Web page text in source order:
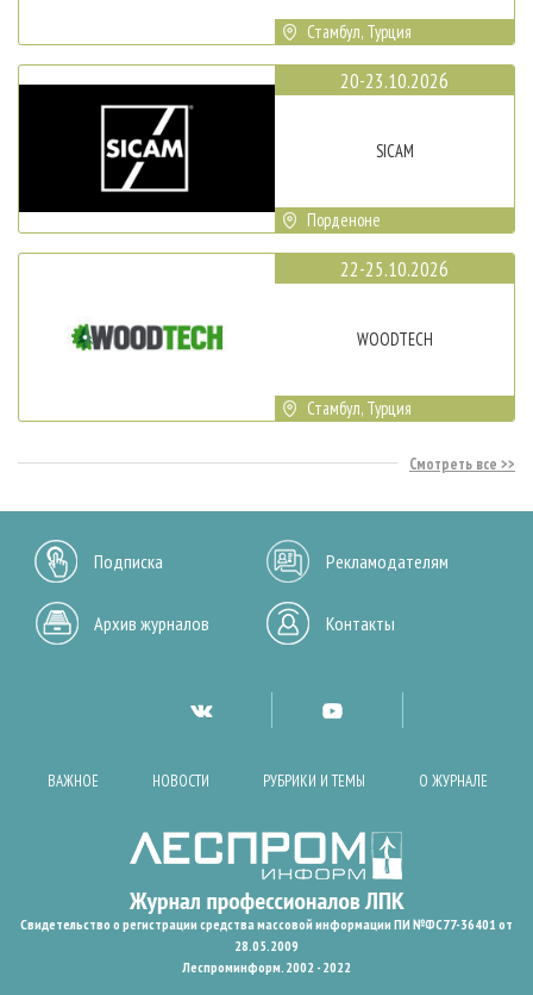
Стамбул, Турция
20-23.10.2026
SICAM
Порденоне
22-25.10.2026
WOODTECH
Стамбул, Турция
Смотреть все
Подписка Рекламодателям
Архив журналов Контакты
ВАЖНОЕ НОВОСТИ РУБРИКИ И ТЕМЫ О ЖУРНАЛЕ
Свидетельство о регистрации средства массовой информации ПИ №ФС77-36401 от
28.05.2009
Леспроминформ. 2002 - 2022